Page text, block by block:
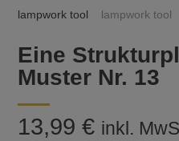
Eine
Muster Nr. 13
13,99€ inkl.